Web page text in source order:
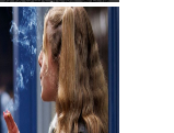
イフで斬りつけ
討ちにあう